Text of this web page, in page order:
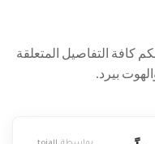
كافة التفاصيل المتعلقة
بيرد.